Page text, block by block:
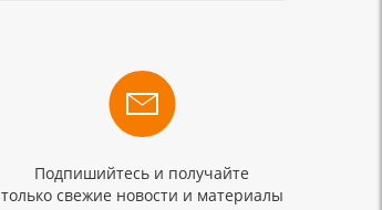
Подпишийтесь и получайте
только свежие новости и материалы